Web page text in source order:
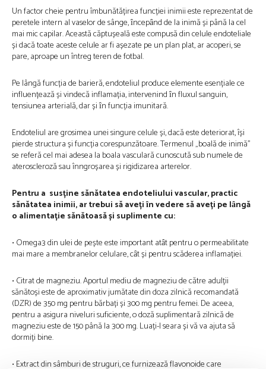
Un factor cheie pentru îmbunătățirea funcției inimii este reprezentat de
peretele intern al vaselor de sânge, ȋncepȃnd de la inimă și până la cel
mai mic capilar. Această căptușeală este compusă din celule endoteliale
și dacă toate aceste celule ar fi așezate pe un plan plat, ar acoperi, se
pare, aproape un întreg teren de fotbal.
Pe lângă funcția de barieră, endoteliul produce elemente esențiale ce
influențează și vindecă inflamația, intervenind ȋn fluxul sanguin,
tensiunea arterială, dar și ȋn funcția imunitară.
Endoteliul are grosimea unei singure celule și, dacă este deteriorat, își
pierde structura și funcția corespunzătoare. Termenul „boală de inimă”
se referă cel mai adesea la boala vasculară cunoscută sub numele de
ateroscleroză sau înngroșarea și rigidizarea arterelor.
Pentru a susține sănătatea endoteliului vascular, practic
sănătatea inimii, ar trebui să aveți ȋn vedere să aveți pe lȃngă
o alimentație sănătoasă și suplimente cu:
• Omega3 din ulei de pește este important atȃt pentru o permeabilitate
mai mare a membranelor celulare, cȃt și pentru scăderea inflamației.
• Citrat de magneziu. Aportul mediu de magneziu de către adulții
sănătoși este de aproximativ jumătate din doza zilnică recomandată
(DZR) de 350 mg pentru bărbați și 300 mg pentru femei. De aceea,
pentru a asigura niveluri suficiente, o doză suplimentară zilnică de
magneziu este de 150 până la 300 mg. Luați-l seara și vă va ajuta să
dormiți bine.
• Extract din sâmburi de struguri, ce furnizează flavonoide care